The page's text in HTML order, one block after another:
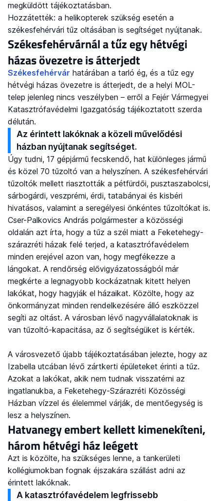
megküldött tájékoztatásban.
Hozzátették: a helikopterek szükség esetén a
székesfehérvári tűz oltásában is segítséget nyújtanak.
Székesfehérvárnál a tűz egy hétvégi
házas övezetre is átterjedt
Székesfehérvár határában a tarló ég, és a tűz egy
hétvégi házas övezetre is átterjedt, de a helyi MOL-
telep jelenleg nincs veszélyben – erről a Fejér Vármegyei
Katasztrófavédelmi Igazgatóság tájékoztatott szerda
délután.
Az érintett lakóknak a közeli művelődési
házban nyújtanak segítséget.
Úgy tudni, 17 gépjármű fecskendő, hat különleges jármű
és közel 70 tűzoltó van a helyszínen. A székesfehérvári
tűzoltók mellett riasztották a pétfürdői, pusztaszabolcsi,
sárbogárdi, veszprémi, érdi, tatabányai és kisbéri
hivatásos, valamint a seregélyesi önkéntes tűzoltókat is.
Cser-Palkovics András polgármester a közösségi
oldalán azt írta, hogy a tűz a szél miatt a Feketehegy-
szárazréti házak felé terjed, a katasztrófavédelem
minden erejével azon van, hogy megfékezze a
lángokat. A rendőrség elővigyázatosságból már
megkérte a legnagyobb kockázatnak kitett helyen
lakókat, hogy hagyják el házaikat. Közölte, hogy az
önkormányzat minden rendelkezésére álló eszközzel
segíti az oltást. A városban lévő nagyvállalatoknak is
van tűzoltó-kapacitása, az ő segítségüket is kérték.
A városvezető újabb tájékoztatásában jelezte, hogy az
Izabella utcában lévő zártkerti épületeket érinti a tűz.
Azokat a lakókat, akik nem tudnak visszatérni az
ingatlanukba, a Feketehegy-Szárazréti Közösségi
Házban vízzel és élelemmel várják, de mentőegység is
lesz a helyszínen.
Hatvanegy embert kellett kimenekíteni,
három hétvégi ház leégett
Azt is közölte, ha szükséges lenne, a tankerületi
kollégiumokban fognak éjszakára szállást adni az
érintett lakóknak.
A katasztrófavédelem legfrissebb